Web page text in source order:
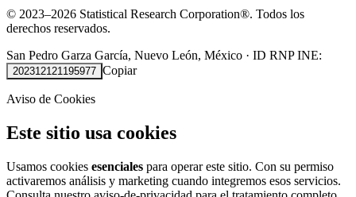
© 2023–2026 Statistical Research Corporation®. Todos los
derechos reservados.
San Pedro Garza García, Nuevo León, México · ID RNP INE:
202312121195977 Copiar
Aviso de Cookies
Este sitio usa cookies
Usamos cookies esenciales para operar este sitio. Con su permiso
activaremos análisis y marketing cuando integremos esos servicios.